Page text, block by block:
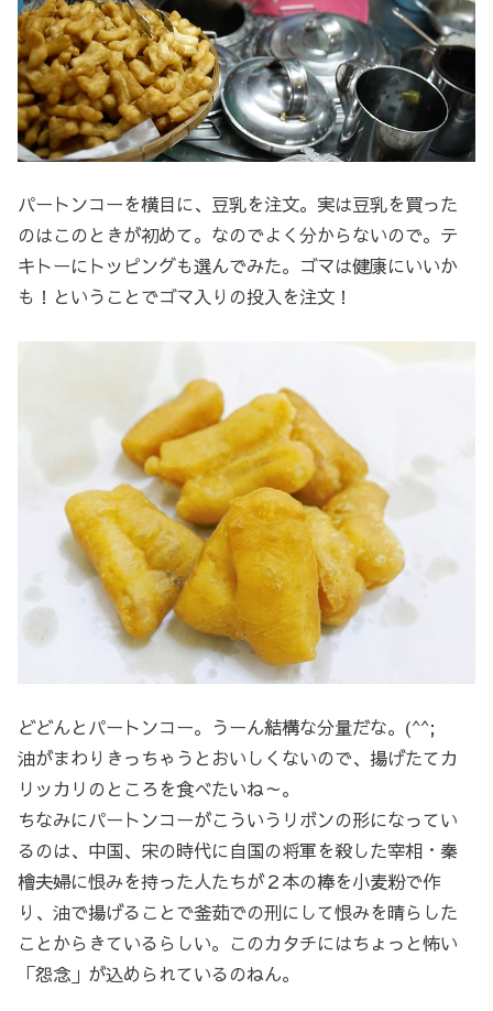
パートンコーを横目に、豆乳を注文。実は豆乳を買った
のはこのときが初めて。なのでよく分からないので。テ
キトーにトッピングも選んでみた。ゴマは健康にいいか
も！ということでゴマ入りの投入を注文！
どどんとパートンコー。うーん結構な分量だな。(^^;
油がまわりきっちゃうとおいしくないので、揚げたてカ
リッカリのところを食べたいね～。
ちなみにパートンコーがこういうリボンの形になってい
るのは、中国、宋の時代に自国の将軍を殺した宰相・秦
檜夫婦に恨みを持った人たちが２本の棒を小麦粉で作
り、油で揚げることで釜茹での刑にして恨みを晴らした
ことからきているらしい。このカタチにはちょっと怖い
「怨念」が込められているのねん。